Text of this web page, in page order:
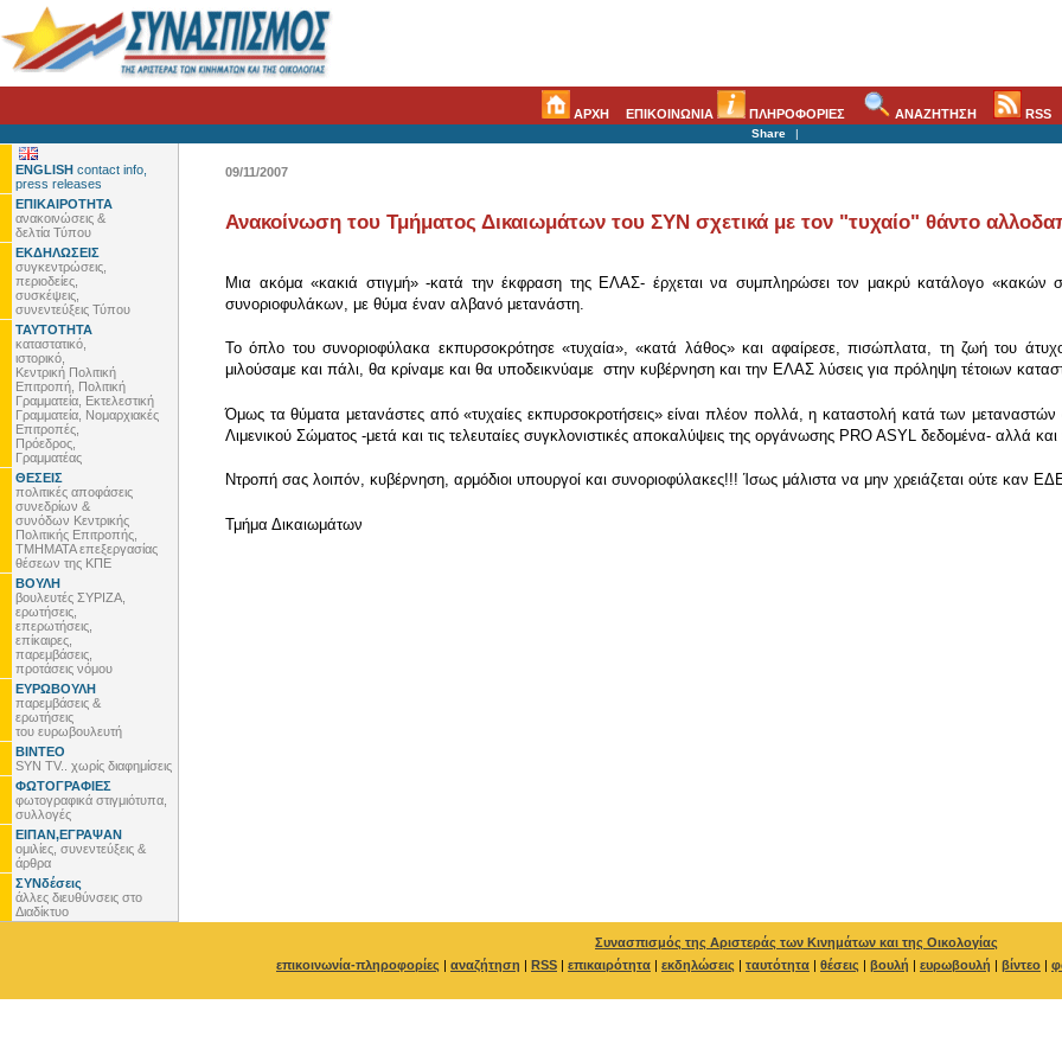
ΑΡΧΗ ΕΠΙΚΟΙΝΩΝΙΑ ΠΛΗΡΟΦΟΡΙΕΣ ΑΝΑΖΗΤΗΣΗ RSS
Share |
ENGLISH contact info,
press releases
ΕΠΙΚΑΙΡΟΤΗΤΑ
ανακοινώσεις &
δελτία Τύπου
ΕΚΔΗΛΩΣΕΙΣ
συγκεντρώσεις,
περιοδείες,
συσκέψεις,
συνεντεύξεις Τύπου
ΤΑΥΤΟΤΗΤΑ
καταστατικό,
ιστορικό,
Κεντρική Πολιτική
Επιτροπή, Πολιτική
Γραμματεία, Εκτελεστική
Γραμματεία, Νομαρχιακές
Επιτροπές,
Πρόεδρος,
Γραμματέας
ΘΕΣΕΙΣ
πολιτικές αποφάσεις
συνεδρίων &
συνόδων Κεντρικής
Πολιτικής Επιτροπής,
ΤΜΗΜΑΤΑ επεξεργασίας
θέσεων της ΚΠΕ
ΒΟΥΛΗ
βουλευτές ΣΥΡΙΖΑ,
ερωτήσεις,
επερωτήσεις,
επίκαιρες,
παρεμβάσεις,
προτάσεις νόμου
ΕΥΡΩΒΟΥΛΗ
παρεμβάσεις &
ερωτήσεις
του ευρωβουλευτή
ΒΙΝΤΕΟ
SYN TV.. χωρίς διαφημίσεις
ΦΩΤΟΓΡΑΦΙΕΣ
φωτογραφικά στιγμιότυπα,
συλλογές
ΕΙΠΑΝ,ΕΓΡΑΨΑΝ
ομιλίες, συνεντεύξεις &
άρθρα
ΣΥΝδέσεις
άλλες διευθύνσεις στο
Διαδίκτυο
09/11/2007
Ανακοίνωση του Τμήματος Δικαιωμάτων του ΣΥΝ σχετικά με τον "τυχαίο" θάντο
Μια ακόμα «κακιά στιγμή» -κατά την έκφραση της ΕΛΑΣ- έρχεται να συμπληρώσει τον μακρύ κατάλογο «κακών
συνοριοφυλάκων, με θύμα έναν αλβανό μετανάστη.
Το όπλο του συνοριοφύλακα εκπυρσοκρότησε «τυχαία», «κατά λάθος» και αφαίρεσε, πισώπλατα, τη ζωή του
μιλούσαμε και πάλι, θα κρίναμε και θα υποδεικνύαμε στην κυβέρνηση και την ΕΛΑΣ λύσεις για πρόληψη τέτοιων
Όμως τα θύματα μετανάστες από «τυχαίες εκπυρσοκροτήσεις» είναι πλέον πολλά, η καταστολή κατά των μεταναστών
Λιμενικού Σώματος -μετά και τις τελευταίες συγκλονιστικές αποκαλύψεις της οργάνωσης PRO ASYL δεδομένα- αλλά
Ντροπή σας λοιπόν, κυβέρνηση, αρμόδιοι υπουργοί και συνοριοφύλακες!!! Ίσως μάλιστα να μην χρειάζεται ούτε καν
Τμήμα Δικαιωμάτων
Συνασπισμός της Αριστεράς των Κινημάτων και της Οικολογίας
επικοινωνία-πληροφορίες | αναζήτηση | RSS | επικαιρότητα | εκδηλώσεις | ταυτότητα | θέσεις | βουλή | ευρωβουλή | βίντεο |